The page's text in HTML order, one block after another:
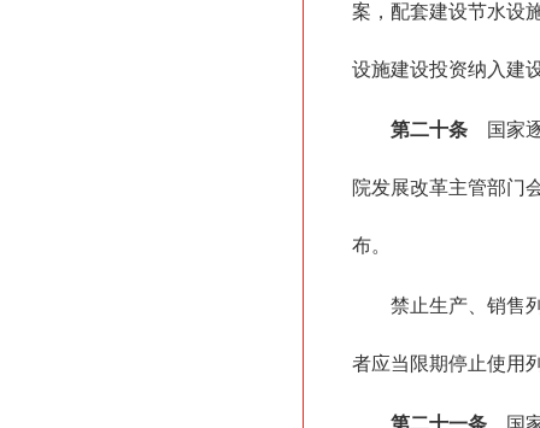
案，配套建设节水设
设施建设投资纳入建
第二十条 国家
院发展改革主管部门
布。
禁止生产、销售
者应当限期停止使用
第二十一条 国